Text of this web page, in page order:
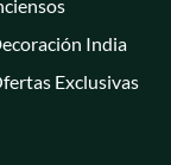
India
Exclusivas